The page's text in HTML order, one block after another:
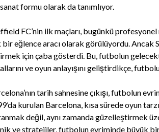
formu olarak da tanımlıyor.
FC’nin ilk maçları, bugünkü
bir eğlence aracı olarak görülüyordu. Ancak
için çaba gösterdi. Bu, futbolun
ve oyun anlayışını geliştirdikçe,
tarih sahnesine çıkışı, futbolun
kurulan Barcelona, kısa sürede oyun
değil, aynı zamanda güzelleştirmek
ve stratejiler, futbolun evriminde büyük